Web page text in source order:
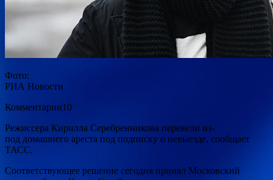
Фото:
РИА Новости
Комментарии10
Режиссера Кирилла Серебренникова перевели из-
под домашнего ареста под подписку о невыезде, сообщает
ТАСС.
Соответствующее решение сегодня принял Московский